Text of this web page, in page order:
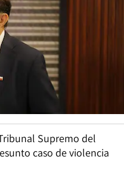
Supremo del
caso de violencia